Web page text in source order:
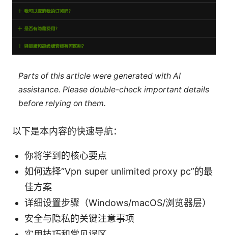
Parts of this article were generated with AI
assistance. Please double-check important details
before relying on them.
以下是本内容的快速导航：
你将学到的核心要点
如何选择“Vpn super unlimited proxy pc”的最
佳方案
详细设置步骤（Windows/macOS/浏览器层）
安全与隐私的关键注意事项